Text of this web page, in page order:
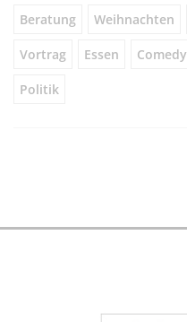
Beratung Weihnachten
Vortrag Essen Comedy
Politik